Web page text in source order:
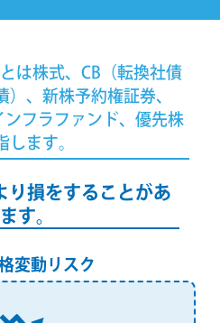
は株式、CB（転換社債
）、 新株予約権証券、
ンフラファンド、優先株
します。
り損をすることがあ
す。
変動リスク